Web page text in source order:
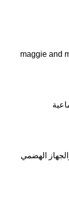
الهضمي